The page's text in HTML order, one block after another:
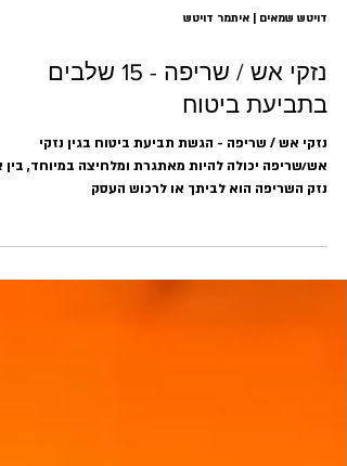
נזקי אש / שריפה - 15 שלבים
בתביעת ביטוח